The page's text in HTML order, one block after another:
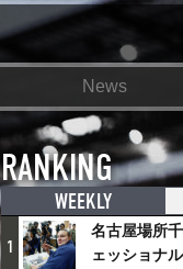
News
RANKING
WEEKLY
1
名古屋場所
ェッショナ